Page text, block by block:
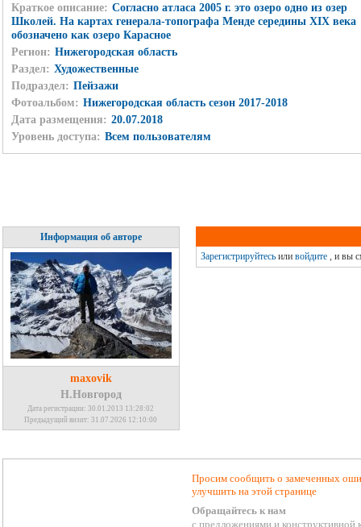
Краткое описание: Согласно атласа 2005 г. это озеро одно из озер
Школей. На картах генерала-топографа Менде середины XIX века
обозначено как озеро Карасное
Регион: Нижегородская область
Раздел: Художественные
Подраздел: Пейзажи
Фотоальбом: Нижегородская область сезон 2017-2018
Дата размещения: 20.07.2018
Уровень доступа: Всем пользователям
Информация об авторе
maxovik
Н.Новгород
Дата регистрации: 30.01.2013 13:28:02
Предыдущий визит: 31.07.2026 12:10:00
Зарегистрируйтесьили войдите, и вы
Просим сообщить о замеченных
улучшить на этой странице
Обращайтесь к нам
с предложениями и конструктивной